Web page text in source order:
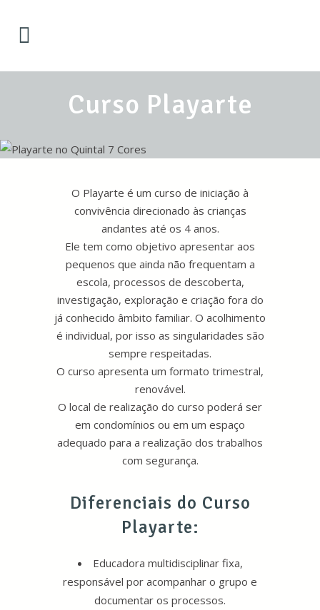
Curso Playarte
O Playarte é um curso de iniciação à
convivência direcionado às crianças
andantes até os 4 anos.
Ele tem como objetivo apresentar aos
pequenos que ainda não frequentam a
escola, processos de descoberta,
investigação, exploração e criação fora do
já conhecido âmbito familiar. O acolhimento
é individual, por isso as singularidades são
sempre respeitadas.
O curso apresenta um formato trimestral,
renovável.
O local de realização do curso poderá ser
em condomínios ou em um espaço
adequado para a realização dos trabalhos
com segurança.
Diferenciais do Curso
Playarte:
Educadora multidisciplinar fixa,
responsável por acompanhar o grupo e
documentar os processos.